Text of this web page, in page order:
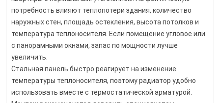
потребность влияют теплопотери здания, количество
наружных стен, площадь остекления, высота потолков и
температура теплоносителя. Если помещение угловое или
с панорамными окнами, запас по мощности лучше
увеличить.
Стальная панель быстро реагирует на изменение
температуры теплоносителя, поэтому радиатор удобно
использовать вместе с термостатической арматурой.